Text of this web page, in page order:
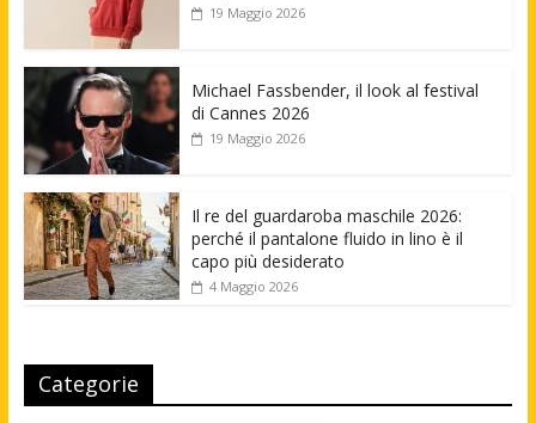
19 Maggio 2026
Michael Fassbender, il look al festival
di Cannes 2026
19 Maggio 2026
Il re del guardaroba maschile 2026:
perché il pantalone fluido in lino è il
capo più desiderato
4 Maggio 2026
Categorie